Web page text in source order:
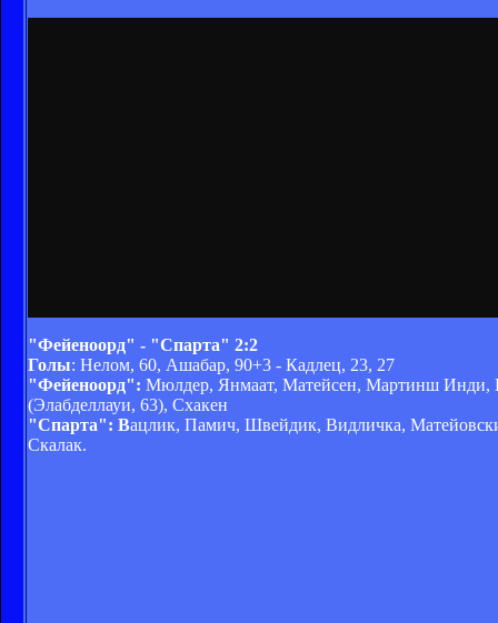
"Фейеноорд" - "Спарта" 2:2
Голы: Нелом, 60, Ашабар, 90+3 - Кадлец, 23, 27
"Фейеноорд": Мюлдер, Янмаат, Матейсен, Мартинш Инди,
(Элабделлауи, 63), Схакен
"Спарта": Вацлик, Памич, Швейдик, Видличка,
Скалак.